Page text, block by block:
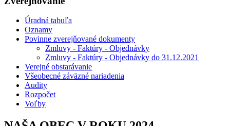
Úradná tabuľa
Oznamy
Povinne zverejňované dokumenty
Zmluvy - Faktúry - Objednávky
Zmluvy - Faktúry - Objednávky do 31.12.2021
Verejné obstarávanie
Všeobecné záväzné nariadenia
Audity
Rozpočet
Voľby